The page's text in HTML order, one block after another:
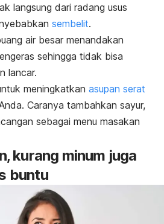
langsung dari radang usus
sembelit.
air besar menandakan
sehingga tidak bisa
lancar.
meningkatkan asupan serat
Caranya tambahkan sayur,
sebagai menu masakan
kurang minum juga
buntu